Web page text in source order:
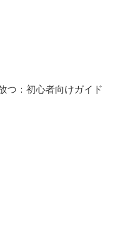
つ：初心者向けガイド